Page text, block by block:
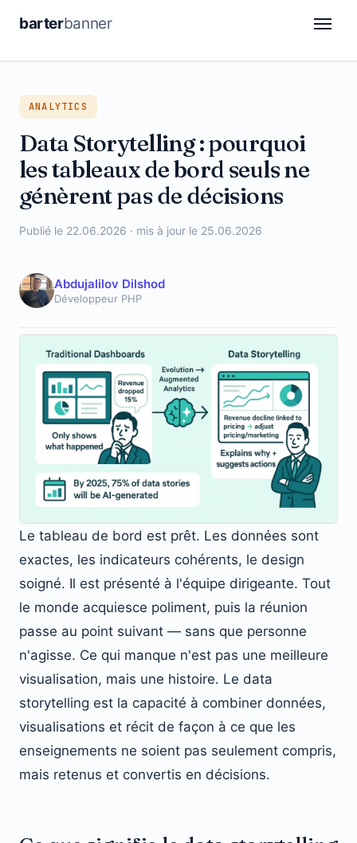
barterbanner
DSP
Attribution
Automation
Retail Media
DE
ANALYTICS
Data Storytelling : pourquoi
les tableaux de bord seuls ne
génèrent pas de décisions
Publié le 22.06.2026 · mis à jour le 25.06.2026
Abdujalilov Dilshod
Développeur PHP
Le tableau de bord est prêt. Les données sont
exactes, les indicateurs cohérents, le design
soigné. Il est présenté à l'équipe dirigeante. Tout
le monde acquiesce poliment, puis la réunion
passe au point suivant — sans que personne
n'agisse. Ce qui manque n'est pas une meilleure
visualisation, mais une histoire. Le data
storytelling est la capacité à combiner données,
visualisations et récit de façon à ce que les
enseignements ne soient pas seulement compris,
mais retenus et convertis en décisions.